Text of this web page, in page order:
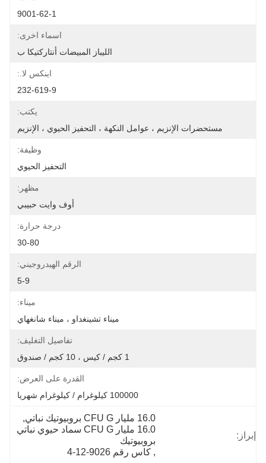
9001-62-1
اسماء اخرى:
الليباز المبيضات أنتاركتيكا ب
اينكس لا.:
232-619-9
يكتب:
مستحضرات الإنزيم ، عوامل النكهة ، التحفيز الحيوي ، الإنزيم
وظيفة:
التحفيز الحيوي
مظهر:
أوف وايت حبيبي
درجة حرارة:
30-80
الرقم الهيدروجيني:
5-9
ميناء:
ميناء تشينغداو ، ميناء شانغهاي
تفاصيل التغليف:
1 كجم / كيس ، 10 كجم / صندوق
القدرة على العرض:
100000 كيلوغرام / كيلوغرام شهريا
إبراز:
16.0 مليار CFU G بروبيوتيك نباتي
,
بروبيوتيك
, كاس رقم 9026-12-4